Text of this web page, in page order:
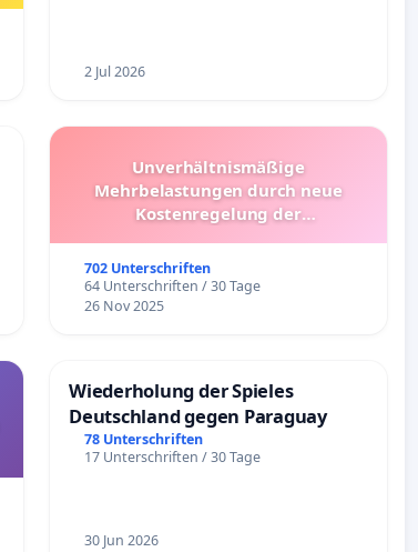
2 Jul 2026
Unverhältnismäßige
Mehrbelastungen durch neue
Kostenregelung der
Überprüfung und Alternativen
702 Unterschriften
64 Unterschriften / 30 Tage
26 Nov 2025
Wiederholung der Spieles
Deutschland gegen Paraguay
78 Unterschriften
17 Unterschriften / 30 Tage
30 Jun 2026